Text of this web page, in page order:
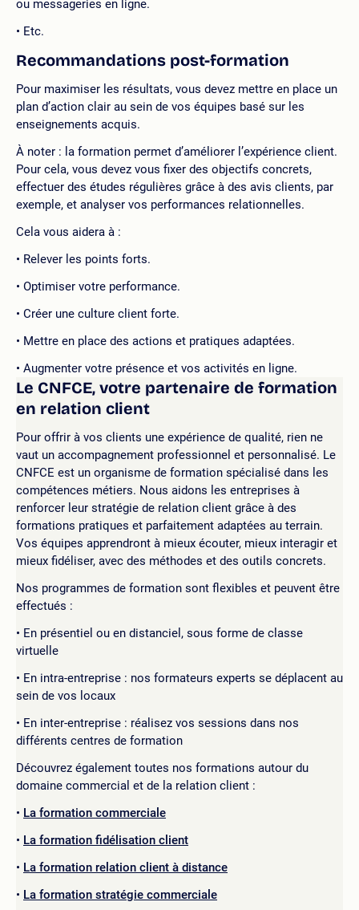
ou messageries en ligne.
Etc.
Recommandations post-formation
Pour maximiser les résultats, vous devez mettre en place un
plan d’action clair au sein de vos équipes basé sur les
enseignements acquis.
À noter : la formation permet d’améliorer l’expérience client.
Pour cela, vous devez vous fixer des objectifs concrets,
effectuer des études régulières grâce à des avis clients, par
exemple, et analyser vos performances relationnelles.
Cela vous aidera à :
Relever les points forts.
Optimiser votre performance.
Créer une culture client forte.
Mettre en place des actions et pratiques adaptées.
Augmenter votre présence et vos activités en ligne.
Le CNFCE, votre partenaire de formation
en relation client
Pour offrir à vos clients une expérience de qualité, rien ne
vaut un accompagnement professionnel et personnalisé. Le
CNFCE est un organisme de formation spécialisé dans les
compétences métiers. Nous aidons les entreprises à
renforcer leur stratégie de relation client grâce à des
formations pratiques et parfaitement adaptées au terrain.
Vos équipes apprendront à mieux écouter, mieux interagir et
mieux fidéliser, avec des méthodes et des outils concrets.
Nos programmes de formation sont flexibles et peuvent être
effectués :
En présentiel ou en distanciel, sous forme de classe
virtuelle
En intra-entreprise : nos formateurs experts se déplacent au
sein de vos locaux
En inter-entreprise : réalisez vos sessions dans nos
différents centres de formation
Découvrez également toutes nos formations autour du
domaine commercial et de la relation client :
La formation commerciale
La formation fidélisation client
La formation relation client à distance
La formation stratégie commerciale